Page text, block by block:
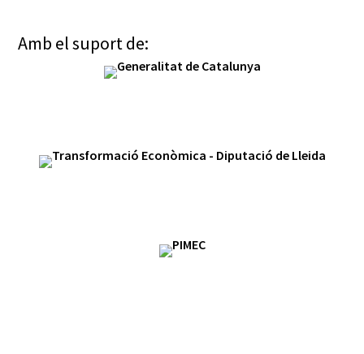
Amb el suport de: